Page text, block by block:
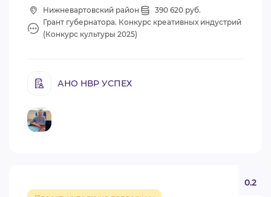
Нижневартовский район
390 620 руб.
Грант губернатора. Конкурс креативных индустрий
(Конкурс культуры 2025)
АНО НВР УСПЕХ
0.2